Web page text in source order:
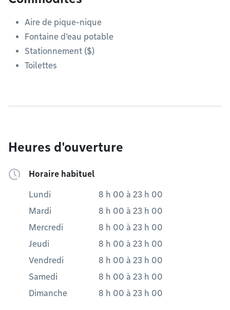
Aire de pique-nique
Fontaine d'eau potable
Stationnement ($)
Toilettes
Heures d'ouverture
Horaire habituel
Lundi 8 h 00 à 23 h 00
Mardi
8 h 00 à 23 h 00
Mercredi
8 h 00 à 23 h 00
Jeudi
8 h 00 à 23 h 00
Vendredi
8 h 00 à 23 h 00
Samedi
8 h 00 à 23 h 00
Dimanche
8 h 00 à 23 h 00